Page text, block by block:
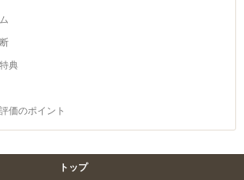
典
価のポイント
トップ